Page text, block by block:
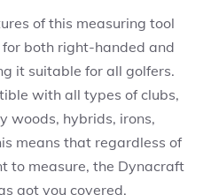
of this measuring tool
both right-handed and
it suitable for all golfers.
with all types of clubs,
woods, hybrids, irons,
means that regardless of
to measure, the Dynacraft
got you covered.